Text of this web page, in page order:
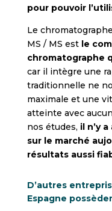
pour pouvoir
Le
MS / MS estle
chromatographe
car il intègre une
traditionnelle ne
maximale et une
atteinte avec
nos études, il n’y
sur le marché
résultats aussi
D’autres
Espagne